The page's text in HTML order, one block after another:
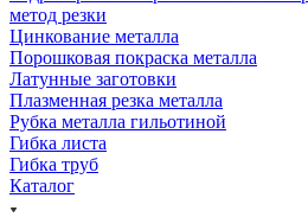
метод резки
Цинкование металла
Порошковая покраска металла
Латунные заготовки
Плазменная резка металла
Рубка металла гильотиной
Гибка листа
Гибка труб
Каталог